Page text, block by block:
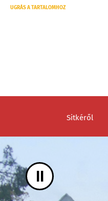
UGRÁS A TARTALOMHOZ
Sitkéről
II